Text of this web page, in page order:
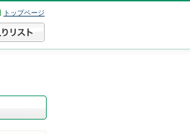
トップページ